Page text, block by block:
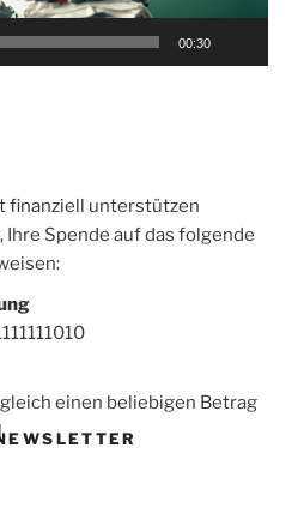
00:30
finanziell unterstützen
Spende auf das folgende
einen beliebigen Betrag
.